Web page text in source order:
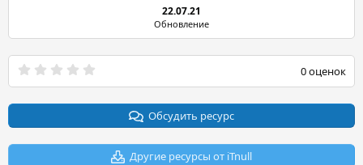
22.07.21
Обновление
0
0
в
з
0 оценок
Обсудить ресурс
Другие ресурсы от iTnull